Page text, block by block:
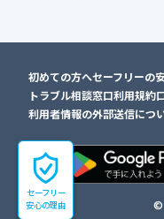
セーフリー
安心の理由
初めての方へセーフリーの
トラブル相談窓口利用規約
利用者情報の外部送信につ
©